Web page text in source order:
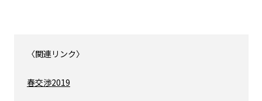
〈関連リンク〉
春交渉2019